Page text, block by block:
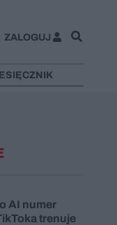
ZALOGUJ
AI numer
trenuje